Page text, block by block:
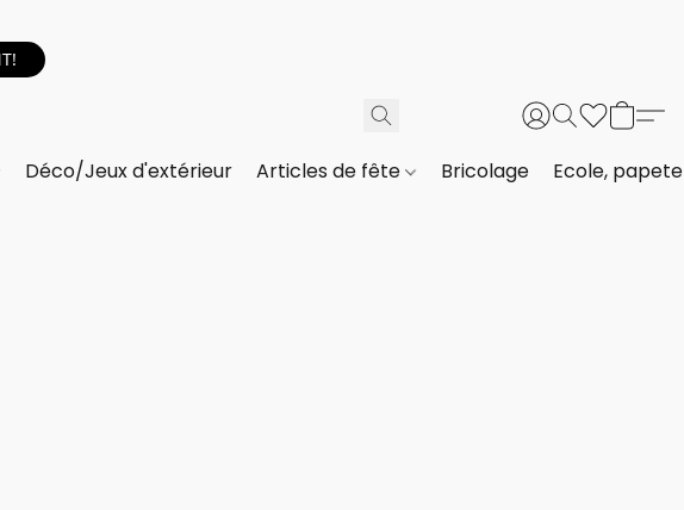
Déco/Jeux d'extérieur Articles de fête Bricolage Ecole,